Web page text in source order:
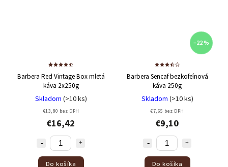
Barbera Red Vintage Box mletá
káva 2x250g
Skladom (>10 ks)
€13,80 bez DPH
€16,42
Do košíka
–22 %
Barbera Sencaf bezkofeínová
káva 250g
Skladom (>10 ks)
€7,65 bez DPH
€9,10
Do košíka